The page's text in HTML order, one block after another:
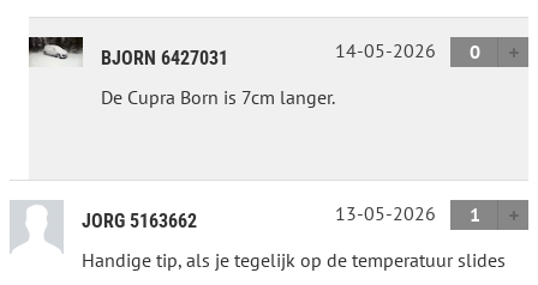
BJORN 6427031 14-05-2026
0
De Cupra Born is 7cm langer.
JORG 5163662 13-05-2026
1
Handige tip, als je tegelijk op de temperatuur slides